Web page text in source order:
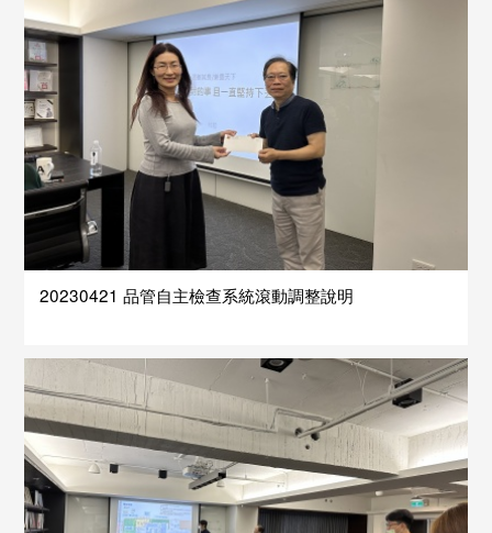
20230421 品管自主檢查系統滾動調整說明